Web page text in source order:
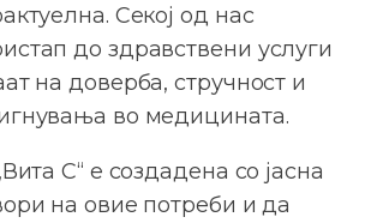
Секој од нас
до здравствени услуги
на доверба, стручност и
во медицината.
С“ е создадена со јасна
на овие потреби и да